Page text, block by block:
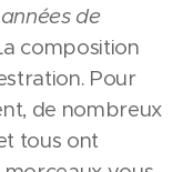
de
composition
Pour
de nombreux
tous ont